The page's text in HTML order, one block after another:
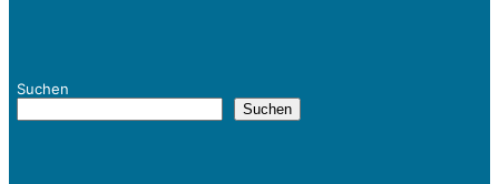
Suchen
Suchen